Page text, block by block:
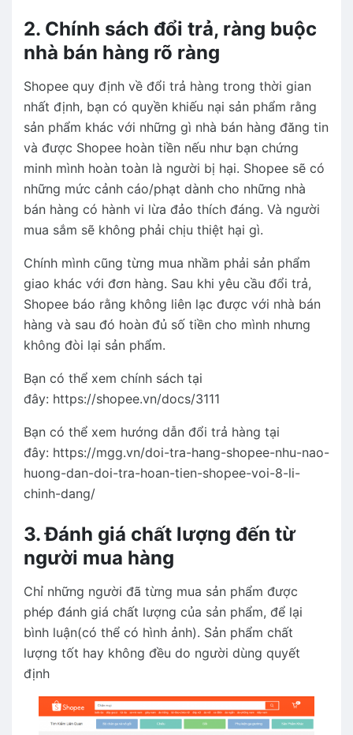
2. Chính sách đổi trả, ràng buộc
nhà bán hàng rõ ràng
Shopee quy định về đổi trả hàng trong thời gian
nhất định, bạn có quyền khiếu nại sản phẩm rằng
sản phẩm khác với những gì nhà bán hàng đăng tin
và được Shopee hoàn tiền nếu như bạn chứng
minh mình hoàn toàn là người bị hại. Shopee sẽ có
những mức cảnh cáo/phạt dành cho những nhà
bán hàng có hành vi lừa đảo thích đáng. Và người
mua sắm sẽ không phải chịu thiệt hại gì.
Chính mình cũng từng mua nhầm phải sản phẩm
giao khác với đơn hàng. Sau khi yêu cầu đổi trả,
Shopee báo rằng không liên lạc được với nhà bán
hàng và sau đó hoàn đủ số tiền cho mình nhưng
không đòi lại sản phẩm.
Bạn có thể xem chính sách tại
đây: https://shopee.vn/docs/3111
Bạn có thể xem hướng dẫn đổi trả hàng tại
đây: https://mgg.vn/doi-tra-hang-shopee-nhu-nao-
huong-dan-doi-tra-hoan-tien-shopee-voi-8-li-
chinh-dang/
3. Đánh giá chất lượng đến từ
người mua hàng
Chỉ những người đã từng mua sản phẩm được
phép đánh giá chất lượng của sản phẩm, để lại
bình luận(có thể có hình ảnh). Sản phẩm chất
lượng tốt hay không đều do người dùng quyết
định